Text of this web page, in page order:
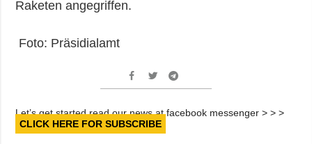
Raketen angegriffen.
Foto: Präsidialamt
Let’s get started read our news at facebook messenger > > >
CLICK HERE FOR SUBSCRIBE